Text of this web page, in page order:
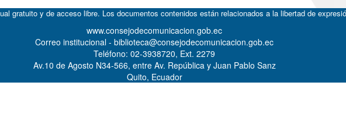
gratuito y de acceso libre. Los documentos contenidos están relacionados a la libertad de
www.consejodecomunicacion.gob.ec
Correo institucional - biblioteca@consejodecomunicacion.gob.ec
Teléfono: 02-3938720, Ext. 2279
Av.10 de Agosto N34-566, entre Av. República y Juan Pablo Sanz
Quito, Ecuador